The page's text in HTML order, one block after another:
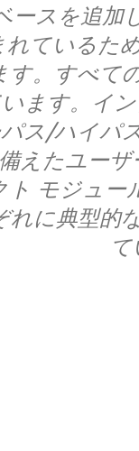
ースを追加
ているた
す。すべて
ます。イ
パス/ハイパ
えたユー
ト モジュ
れに典型的
て